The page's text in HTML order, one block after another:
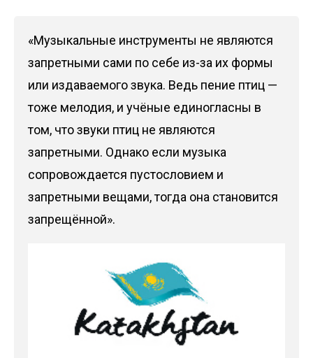
«Музыкальные инструменты не являются
запретными сами по себе из-за их формы
или издаваемого звука. Ведь пение птиц —
тоже мелодия, и учёные единогласны в
том, что звуки птиц не являются
запретными. Однако если музыка
сопровождается пустословием и
запретными вещами, тогда она становится
запрещённой».